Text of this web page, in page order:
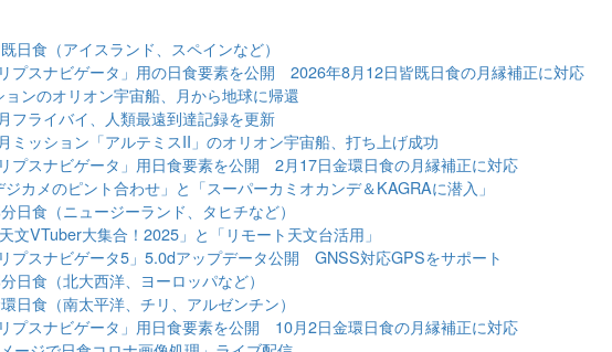
日食（アイスランド、スペインなど）
プスナビゲータ」用の日食要素を公開 2026年8月12日皆既日食の月縁補正に対応
ンのオリオン宇宙船、月から地球に帰還
フライバイ、人類最遠到達記録を更新
ミッション「アルテミスII」のオリオン宇宙船、打ち上げ成功
プスナビゲータ」用日食要素を公開 2月17日金環日食の月縁補正に対応
カメのピント合わせ」と「スーパーカミオカンデ＆KAGRAに潜入」
日食（ニュージーランド、タヒチなど）
文VTuber大集合！2025」と「リモート天文台活用」
プスナビゲータ5」5.0dアップデータ公開 GNSS対応GPSをサポート
日食（北大西洋、ヨーロッパなど）
日食（南太平洋、チリ、アルゼンチン）
プスナビゲータ」用日食要素を公開 10月2日金環日食の月縁補正に対応